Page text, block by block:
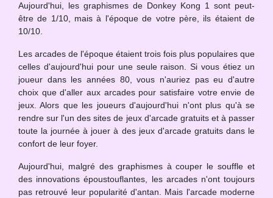
Aujourd'hui, les graphismes de Donkey Kong 1 sont peut-
être de 1/10, mais à l'époque de votre père, ils étaient de
10/10.
Les arcades de l'époque étaient trois fois plus populaires que
celles d'aujourd'hui pour une seule raison. Si vous étiez un
joueur dans les années 80, vous n'auriez pas eu d'autre
choix que d'aller aux arcades pour satisfaire votre envie de
jeux. Alors que les joueurs d'aujourd'hui n'ont plus qu'à se
rendre sur l'un des sites de jeux d'arcade gratuits et à passer
toute la journée à jouer à des jeux d'arcade gratuits dans le
confort de leur foyer.
Aujourd'hui, malgré des graphismes à couper le souffle et
des innovations époustouflantes, les arcades n'ont toujours
pas retrouvé leur popularité d'antan. Mais l'arcade moderne